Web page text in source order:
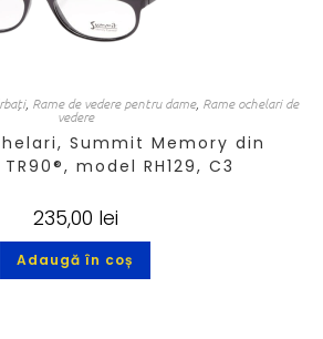
, Rame de vedere pentru dame, Rame ochelari de
vedere
Summit Memory din
model RH129, C3
235,00 lei
Adaugă în coș